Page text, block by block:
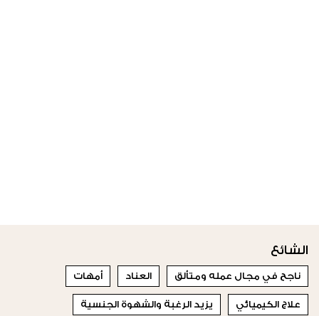
الشائع
ناجح في مجال عمله ومتألق العناد أمهات
علاج الكيميائي يزيد الرغبة والشهوة الجنسية